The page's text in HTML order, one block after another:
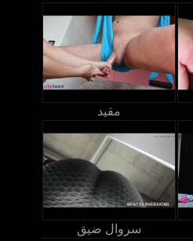
مقيد
سروال ضيق